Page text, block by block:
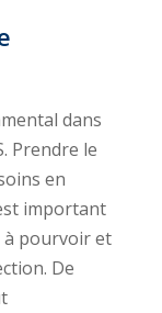
dans
Prendre le
en
important
à pourvoir et
De